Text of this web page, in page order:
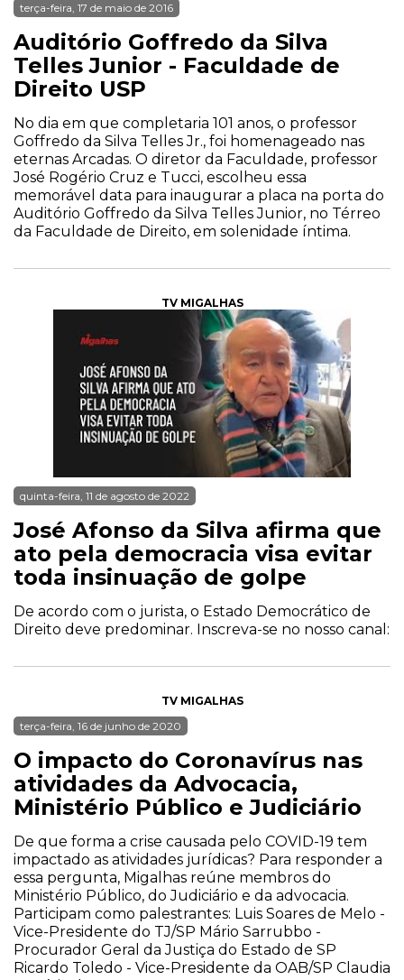
terça-feira, 17 de maio de 2016
Auditório Goffredo da Silva
Telles Junior - Faculdade de
Direito USP
No dia em que completaria 101 anos, o professor
Goffredo da Silva Telles Jr., foi homenageado nas
eternas Arcadas. O diretor da Faculdade, professor
José Rogério Cruz e Tucci, escolheu essa
memorável data para inaugurar a placa na porta do
Auditório Goffredo da Silva Telles Junior, no Térreo
da Faculdade de Direito, em solenidade íntima.
TV MIGALHAS
quinta-feira, 11 de agosto de 2022
José Afonso da Silva afirma que
ato pela democracia visa evitar
toda insinuação de golpe
De acordo com o jurista, o Estado Democrático de
Direito deve predominar. Inscreva-se no nosso canal:
TV MIGALHAS
terça-feira, 16 de junho de 2020
O impacto do Coronavírus nas
atividades da Advocacia,
Ministério Público e Judiciário
De que forma a crise causada pelo COVID-19 tem
impactado as atividades jurídicas? Para responder a
essa pergunta, Migalhas reúne membros do
Ministério Público, do Judiciário e da advocacia.
Participam como palestrantes: Luis Soares de Melo -
Vice-Presidente do TJ/SP Mário Sarrubbo -
Procurador Geral da Justiça do Estado de SP
Ricardo Toledo - Vice-Presidente da OAB/SP Claudia